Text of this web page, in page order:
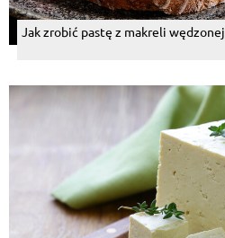
Jak zrobić pastę z makreli